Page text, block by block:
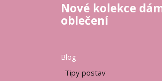
Nové kolekce
oblečení
Blog
Tipy postav